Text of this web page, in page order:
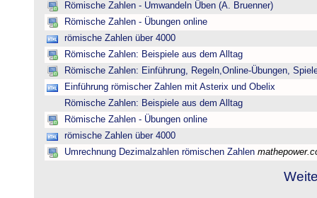
Römische Zahlen - Umwandeln Üben (A. Bruenner)
Römische Zahlen - Übungen online
römische Zahlen über 4000
Römische Zahlen: Beispiele aus dem Alltag
Römische Zahlen: Einführung, Regeln,Online-Übungen,
Einführung römischer Zahlen mit Asterix und Obelix
Römische Zahlen: Beispiele aus dem Alltag
Römische Zahlen - Übungen online
römische Zahlen über 4000
Umrechnung Dezimalzahlen römischen Zahlen